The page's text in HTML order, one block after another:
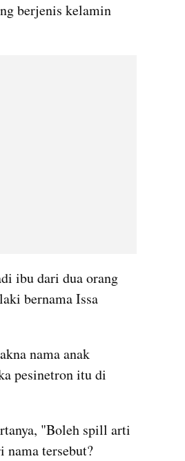
berjenis kelamin
ibu dari dua orang
bernama Issa
nama anak
pesinetron itu di
"Boleh spill arti
nama tersebut?